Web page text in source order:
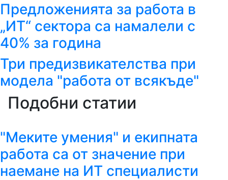
Предложенията за работа в
„ИТ“ сектора са намалели с
40% за година
Три предизвикателства при
модела "работа от всякъде"
Подобни статии
"Меките умения" и екипната
работа са от значение при
наемане на ИТ специалисти